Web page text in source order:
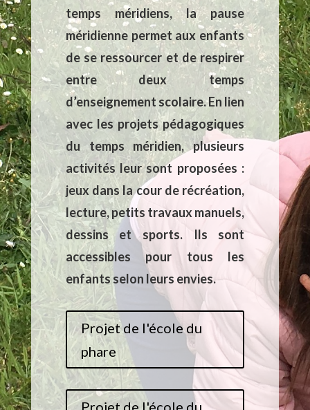
temps méridiens, la pause
méridienne permet aux enfants
de se ressourcer et de respirer
entre deux temps
d’enseignement scolaire. En lien
avec les projets pédagogiques
du temps méridien, plusieurs
activités leur sont proposées :
jeux dans la cour de récréation,
lecture, petits travaux manuels,
dessins et sports. Ils sont
accessibles pour tous les
enfants selon leurs envies.
Projet de l'école du
phare